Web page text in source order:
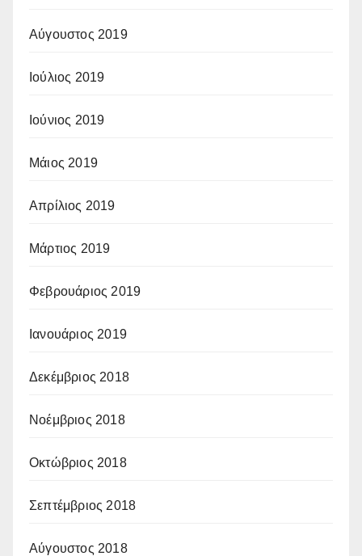
Αύγουστος 2019
Ιούλιος 2019
Ιούνιος 2019
Μάιος 2019
Απρίλιος 2019
Μάρτιος 2019
Φεβρουάριος 2019
Ιανουάριος 2019
Δεκέμβριος 2018
Νοέμβριος 2018
Οκτώβριος 2018
Σεπτέμβριος 2018
Αύγουστος 2018